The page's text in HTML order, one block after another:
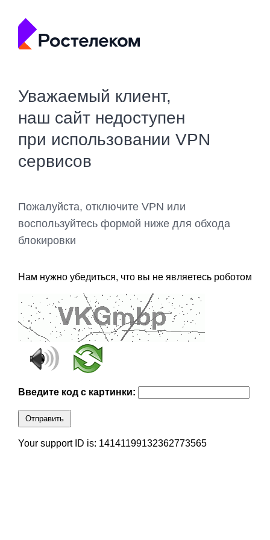
Уважаемый клиент,
наш сайт недоступен
при использовании VPN
сервисов
Пожалуйста, отключите VPN или
воспользуйтесь формой ниже для обхода
блокировки
Нам нужно убедиться, что вы не являетесь роботом
Введите код с картинки:
Отправить
Your support ID is: 14141199132362773565